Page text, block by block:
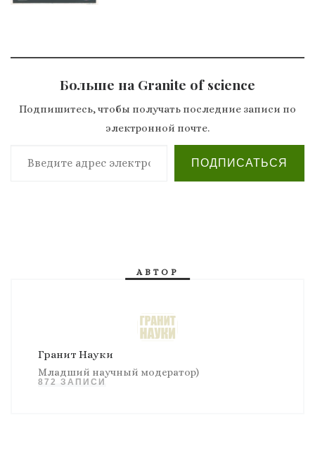
Больше на Granite of science
Подпишитесь, чтобы получать последние записи по
электронной почте.
Введите адрес электронной почты…
ПОДПИСАТЬСЯ
АВТОР
Гранит Науки
Младший научный модератор)
872 ЗАПИСИ